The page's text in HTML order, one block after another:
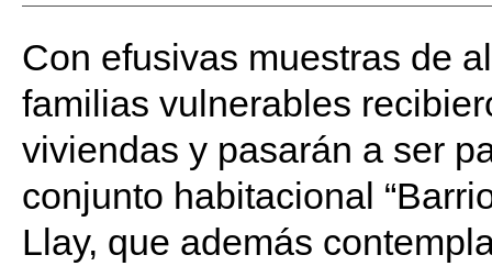
Con efusivas muestras de
familias vulnerables
viviendas y pasarán a ser
conjunto habitacional
Llay, que además